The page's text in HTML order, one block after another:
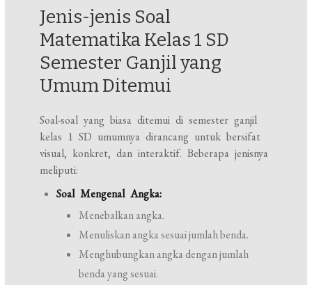
Jenis-jenis Soal
Matematika Kelas 1 SD
Semester Ganjil yang
Umum Ditemui
Soal-soal yang biasa ditemui di semester ganjil
kelas 1 SD umumnya dirancang untuk bersifat
visual, konkret, dan interaktif. Beberapa jenisnya
meliputi:
Soal Mengenal Angka:
Menebalkan angka.
Menuliskan angka sesuai jumlah benda.
Menghubungkan angka dengan jumlah
benda yang sesuai.